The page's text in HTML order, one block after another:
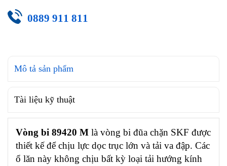
0889 911 811
Mô tả sản phẩm
Tài liệu kỹ thuật
Vòng bi 89420 M là vòng bi đũa chặn SKF được
thiết kế để chịu lực dọc trục lớn và tải va đập. Các
ổ lăn này không chịu bất kỳ loại tải hướng kính